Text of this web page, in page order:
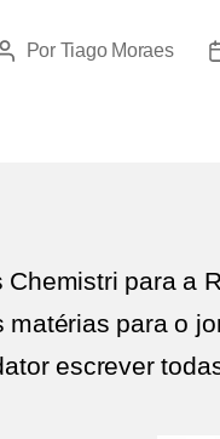
Autor
Por Tiago Moraes
para a
para o
escrever